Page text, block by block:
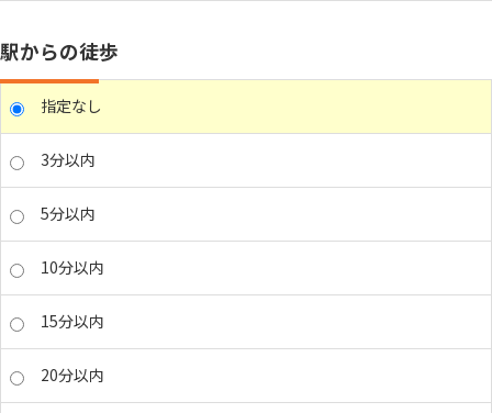
駅からの徒歩
指定なし
3分以内
5分以内
10分以内
15分以内
20分以内